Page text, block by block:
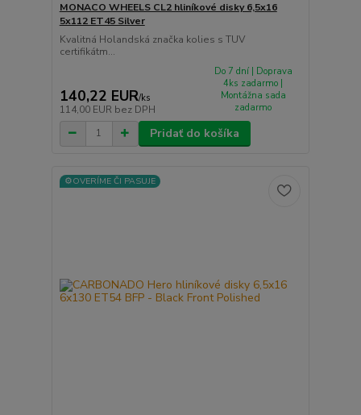
MONACO WHEELS CL2 hliníkové disky 6,5x16
5x112 ET45 Silver
Kvalitná Holandská značka kolies s TUV
certifikátm...
140,22 EUR/ks
114,00 EUR bez DPH
Do 7 dní | Doprava
4ks zadarmo |
Montážna sada
zadarmo
Pridať do košíka
⚙️OVERÍME ČI PASUJE